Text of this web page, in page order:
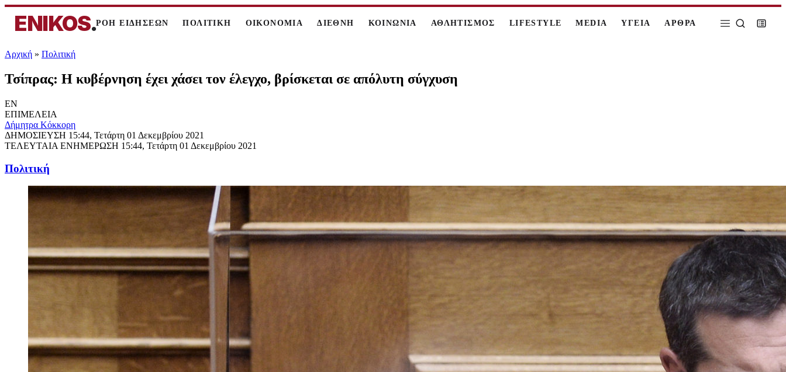
ENIKOS.ΡΟΗ ΕΙΔΗΣΕΩΝ ΠΟΛΙΤΙΚΗ ΟΙΚΟΝΟΜΙΑ ΔΙΕΘΝΗ ΚΟΙΝΩΝΙΑ ΑΘΛΗΤΙΣΜΟΣ LIFESTYLE MEDIA ΥΓΕΙΑ ΑΡΘΡΑ
Αρχική » Πολιτική
Τσίπρας: Η κυβέρνηση έχει χάσει τον έλεγχο, βρίσκεται σε απόλυτη σύγχυση
EN
ΕΠΙΜΕΛΕΙΑ
Δήμητρα Κόκκορη
ΔΗΜΟΣΙΕΥΣΗ 15:44, Τετάρτη 01 Δεκεμβρίου 2021
ΤΕΛΕΥΤΑΙΑ ΕΝΗΜΕΡΩΣΗ 15:44, Τετάρτη 01 Δεκεμβρίου 2021
Πολιτική